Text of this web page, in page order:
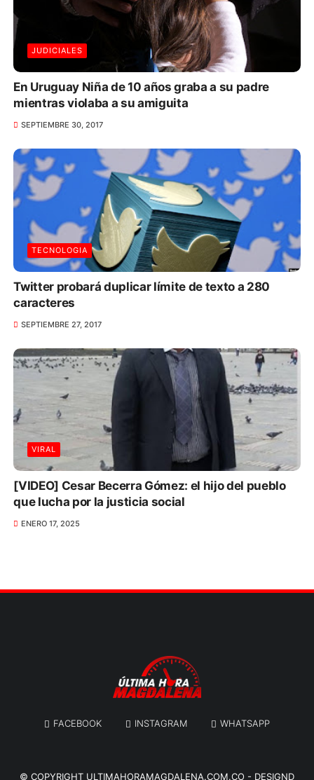
JUDICIALES
En Uruguay Niña de 10 años graba a su padre
mientras violaba a su amiguita
SEPTIEMBRE 30, 2017
TECNOLOGIA
Twitter probará duplicar límite de texto a 280
caracteres
SEPTIEMBRE 27, 2017
VIRAL
[VIDEO] Cesar Becerra Gómez: el hijo del pueblo
que lucha por la justicia social
ENERO 17, 2025
FACEBOOK INSTAGRAM WHATSAPP
© COPYRIGHT ULTIMAHORAMAGDALENA.COM.CO - DESIGND